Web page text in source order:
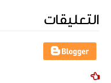
التعليقات